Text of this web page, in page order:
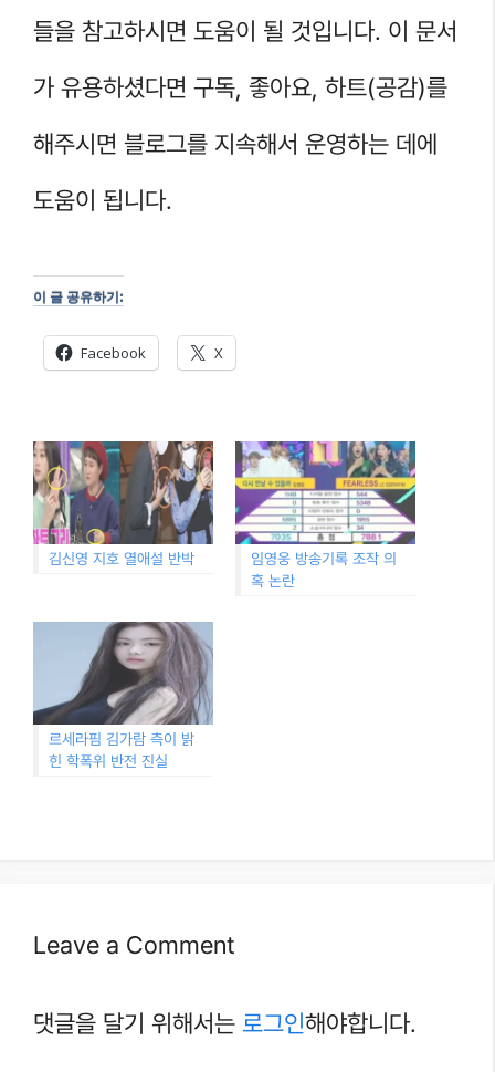
들을 참고하시면 도움이 될 것입니다. 이 문서
가 유용하셨다면 구독, 좋아요, 하트(공감)를
해주시면 블로그를 지속해서 운영하는 데에
도움이 됩니다.
이 글 공유하기:
Facebook X
김신영 지호 열애설 반박
임영웅 방송기록 조작 의
혹 논란
르세라핌 김가람 측이 밝
힌 학폭위 반전 진실
Leave a Comment
댓글을 달기 위해서는 로그인해야합니다.